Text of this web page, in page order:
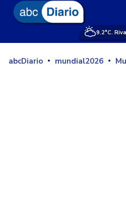
9.2°C.
abcDiario mundial2026